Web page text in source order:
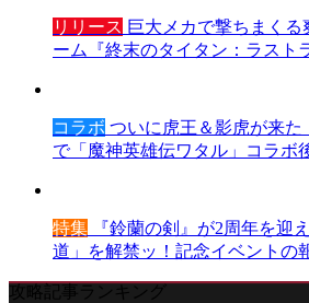
リリース 巨大メカで撃ちまく
ーム『終末のタイタン：ラスト
コラボ ついに虎王＆影虎が来た
で「魔神英雄伝ワタル」コラボ
特集 『鈴蘭の剣』が2周年を迎
道」を解禁ッ！記念イベントの
攻略記事ランキング